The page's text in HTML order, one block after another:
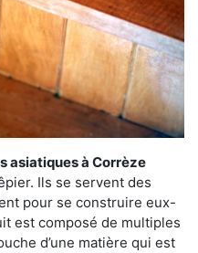
asiatiques à Corrèze
Ils se servent des
pour se construire eux-
est composé de multiples
d’une matière qui est